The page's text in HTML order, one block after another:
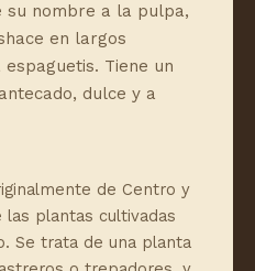
su nombre a la pulpa,
en largos
Tiene un
dulce y a
de Centro y
las plantas cultivadas
Se trata de una planta